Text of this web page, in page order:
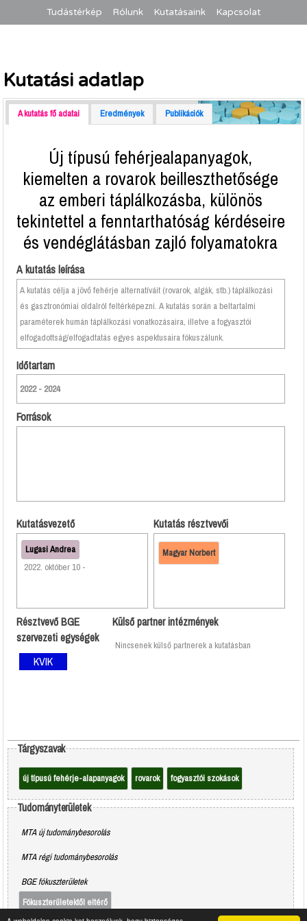
Tudástérkép Rólunk Kutatásaink Kapcsolat
Kutatási adatlap
A kutatás fő adatai Eredmények Publikációk
Új típusú fehérjealapanyagok,
kiemelten a rovarok beilleszthetősége
az emberi táplálkozásba, különös
tekintettel a fenntarthatóság kérdéseire
és vendéglátásban zajló folyamatokra
A kutatás leírása
A kutatás célja a jövő fehérje alternatíváit (rovarok, algák, stb.) táplálkozási
és gasztronómiai oldalról feltérképezni. A kutatás során a beltartalmi
paraméterek humán táplálkozási vonatkozásaira, illetve a fogyasztói
elfogadottság/elfogadtatás egyes aspektusaira fókuszálunk.
Időtartam
2022 - 2024
Források
Kutatásvezető
Lugasi Andrea
2022. október 10 -
Kutatás résztvevői
Magyar Norbert
Résztvevő BGE
szervezeti egységek
KVIK
Külső partner intézmények
Nincsenek külső partnerek a kutatásban
Tárgyszavak
új típusú fehérje-alapanyagok rovarok fogyasztói szokások
Tudományterületek
MTA új tudománybesorolás
MTA régi tudománybesorolás
BGE fókuszterületek
Fókuszterületektől eltérő